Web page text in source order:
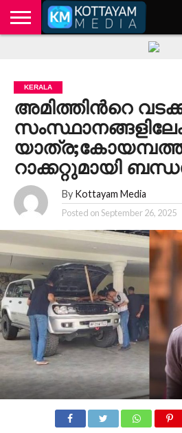
KERALA
അമിത്തിന്‍റെ
റാക്കറ്റുമായി
By Kottayam Media
Posted onSeptember 26, 2025